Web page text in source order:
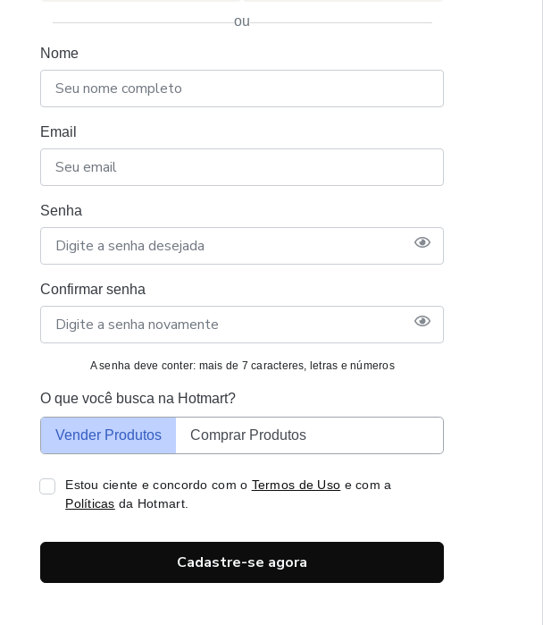
ou
Nome
Email
Senha
Confirmar senha
A senha deve conter: mais de 7 caracteres, letras e números
O que você busca na Hotmart?
Vender Produtos Comprar Produtos
Estou ciente e concordo com o Termos de Uso e com a
Políticas da Hotmart.
Cadastre-se agora